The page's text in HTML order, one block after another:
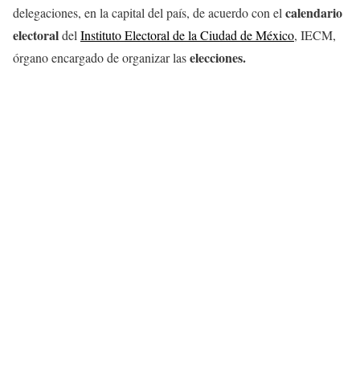
delegaciones, en la capital del país, de acuerdo con el calendario
electoraldel Instituto Electoral de la Ciudad de México, IECM,
órgano encargado de organizar laselecciones.